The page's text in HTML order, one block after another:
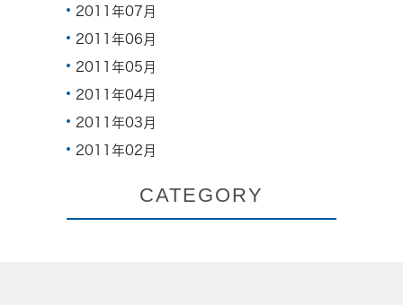
2011年07月
2011年06月
2011年05月
2011年04月
2011年03月
2011年02月
CATEGORY